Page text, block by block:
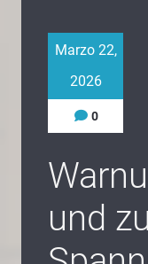
Marzo 22,
2026
0
und